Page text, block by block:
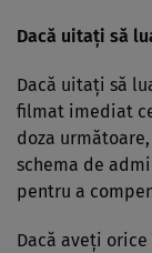
Dacă uitaţi să
Dacă uitaţi să
filmat imediat
doza
schema de
pentru a
Dacă aveţi